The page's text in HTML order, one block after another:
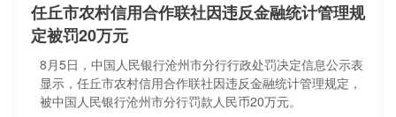
任丘市农村信用合作联社因违反金融统计管理规
定被罚20万元
8月5日，中国人民银行沧州市分行行政处罚决定信息公示表
显示，任丘市农村信用合作联社因违反金融统计管理规定，
被中国人民银行沧州市分行罚款人民币20万元。